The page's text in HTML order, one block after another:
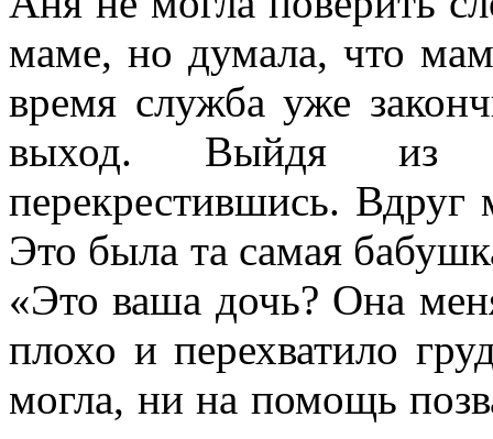
маме, но думала, что
время служба уже
выход. Выйдя из
перекрестившись.
Это была та самая
«Это ваша дочь? Она
плохо и перехватило
могла, ни на помощь